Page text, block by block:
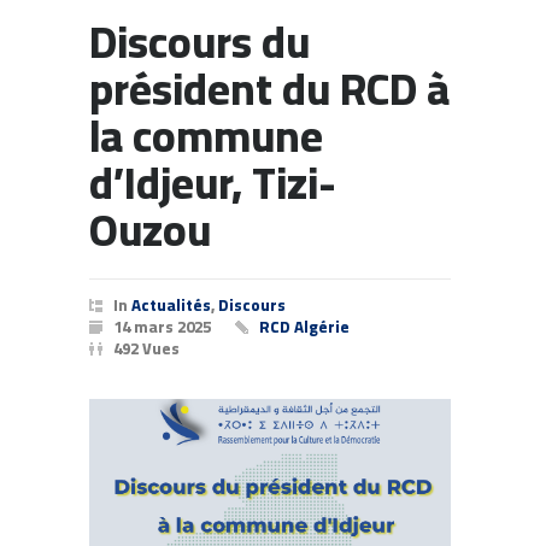
Discours du
président du RCD à
la commune
d’Idjeur, Tizi-
Ouzou
InActualités,Discours
14 mars 2025 RCD Algérie
492 Vues